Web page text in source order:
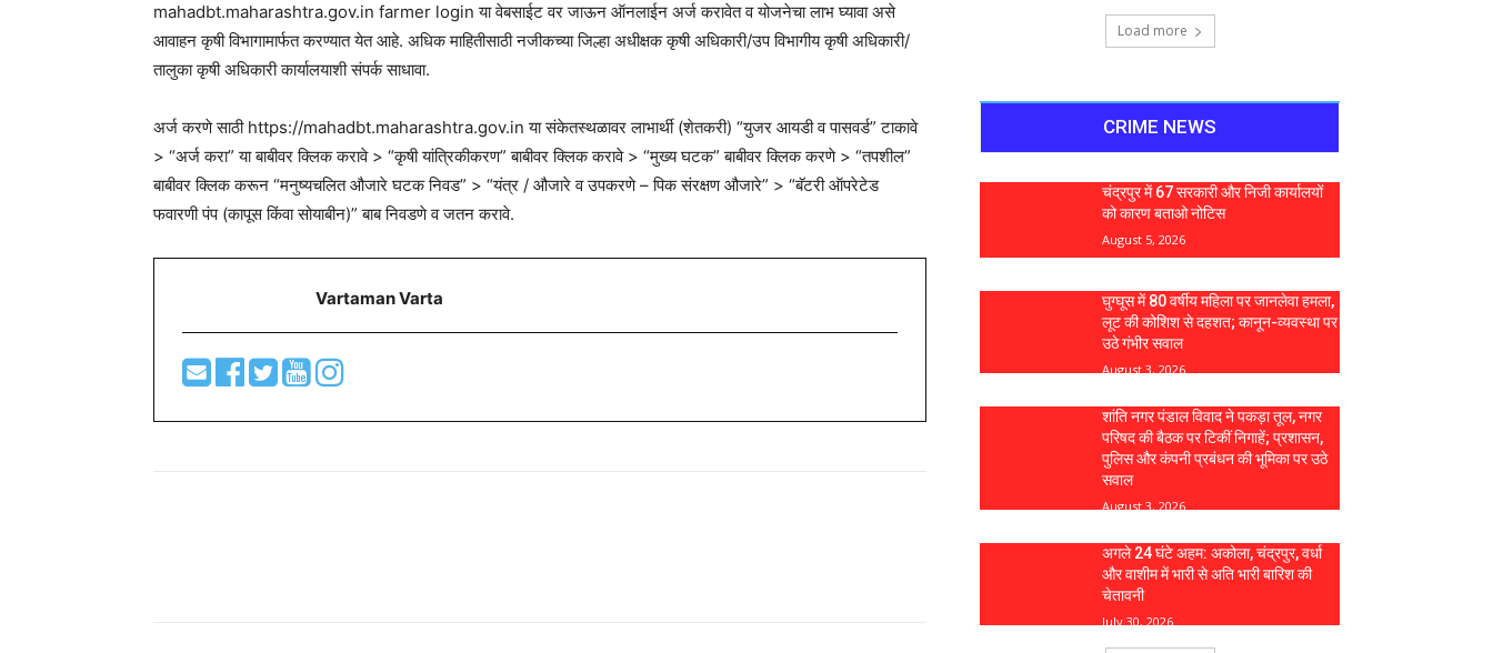
mahadbt.maharashtra.gov.in farmer login या वेबसाईट वर जाऊन ऑनलाईन अर्ज करावेत व योजनेचा लाभ घ्यावा असे
आवाहन कृषी विभागामार्फत करण्यात येत आहे. अधिक माहितीसाठी नजीकच्या जिल्हा अधीक्षक कृषी अधिकारी/उप विभागीय कृषी अधिकारी/
तालुका कृषी अधिकारी कार्यालयाशी संपर्क साधावा.
अर्ज करणे साठी https://mahadbt.maharashtra.gov.in या संकेतस्थळावर लाभार्थी (शेतकरी) “युजर आयडी व पासवर्ड” टाकावे
> “अर्ज करा” या बाबीवर क्लिक करावे > “कृषी यांत्रिकीकरण” बाबीवर क्लिक करावे > “मुख्य घटक” बाबीवर क्लिक करणे > “तपशील”
बाबीवर क्लिक करून “मनुष्यचलित औजारे घटक निवड” > “यंत्र / औजारे व उपकरणे – पिक संरक्षण औजारे” > “बॅटरी ऑपरेटेड
फवारणी पंप (कापूस किंवा सोयाबीन)” बाब निवडणे व जतन करावे.
Vartaman Varta
Load more
CRIME NEWS
चंद्रपुर में 67 सरकारी और निजी कार्यालयों
को कारण बताओ नोटिस
August 5, 2026
घुग्घूस में 80 वर्षीय महिला पर जानलेवा हमला,
लूट की कोशिश से दहशत; कानून-व्यवस्था पर
उठे गंभीर सवाल
August 3, 2026
शांति नगर पंडाल विवाद ने पकड़ा तूल, नगर
परिषद की बैठक पर टिकीं निगाहें; प्रशासन,
पुलिस और कंपनी प्रबंधन की भूमिका पर उठे
सवाल
August 3, 2026
अगले 24 घंटे अहम: अकोला, चंद्रपुर, वर्धा
और वाशीम में भारी से अति भारी बारिश की
चेतावनी
July 30, 2026